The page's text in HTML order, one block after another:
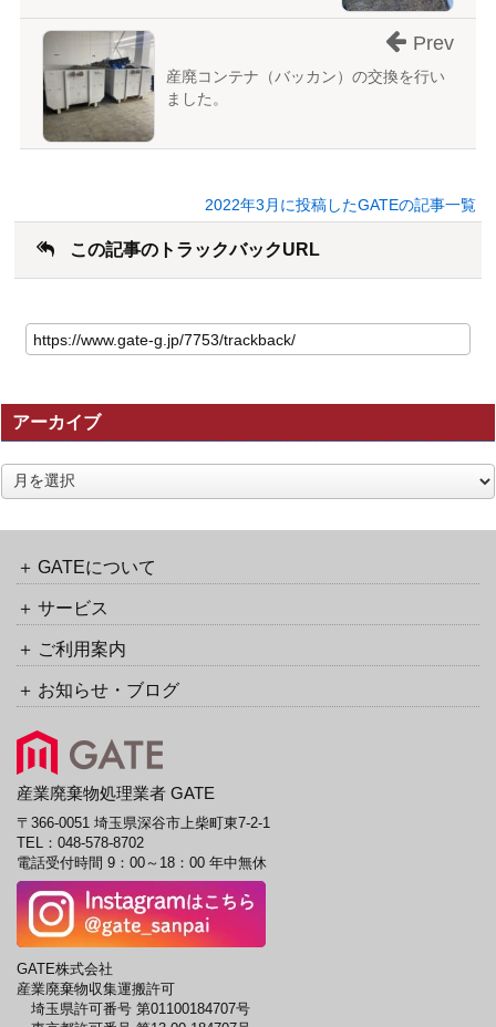
産廃コンテナ（バッカン）の交換を行い
ました。
Prev
2022年3月に投稿したGATEの記事一覧
この記事のトラックバックURL
の
記
の
ト
ラ
ッ
ク
ッ
URL
アーカイブ
ア
ー
GATEについて
サービス
ご利用案内
お知らせ・ブログ
産業廃棄物処理業者 GATE
〒366-0051 埼玉県深谷市上柴町東7-2-1
TEL： 048-578-8702
電話受付時間 9：00～18：00 年中無休
GATE株式会社
産業廃棄物収集運搬許可
埼玉県許可番号 第01100184707号